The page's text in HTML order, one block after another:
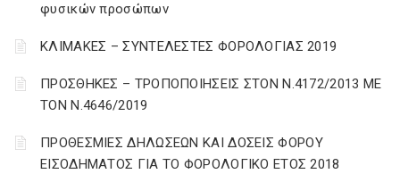
φυσικών προσώπων
ΚΛΙΜΑΚΕΣ – ΣΥΝΤΕΛΕΣΤΕΣ ΦΟΡΟΛΟΓΙΑΣ 2019
ΠΡΟΣΘΗΚΕΣ – ΤΡΟΠΟΠΟΙΗΣΕΙΣ ΣΤΟΝ Ν.4172/2013 ΜΕ
ΤΟΝ Ν.4646/2019
ΠΡΟΘΕΣΜΙΕΣ ΔΗΛΩΣΕΩΝ ΚΑΙ ΔΟΣΕΙΣ ΦΟΡΟΥ
ΕΙΣΟΔΗΜΑΤΟΣ ΓΙΑ ΤΟ ΦΟΡΟΛΟΓΙΚΟ ΕΤΟΣ 2018